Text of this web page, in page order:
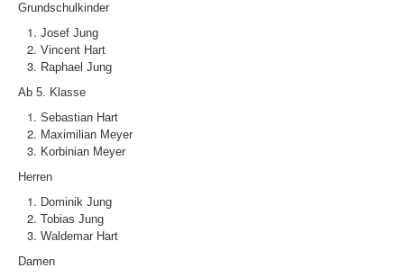
Grundschulkinder
Josef Jung
Vincent Hart
Raphael Jung
Ab 5. Klasse
Sebastian Hart
Maximilian Meyer
Korbinian Meyer
Herren
Dominik Jung
Tobias Jung
Waldemar Hart
Damen